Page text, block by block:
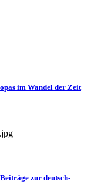
im Wandel der Zeit
zur deutsch-